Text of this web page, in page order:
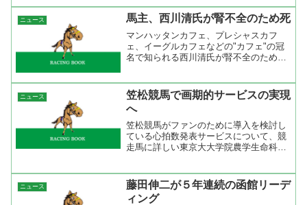
いろとやっているが売上減少に歯止めが
掛からないね。応援...
ニュース 馬主、西川清氏が腎不全のため死
マンハッタンカフェ、プレシャスカフ
ェ、イーグルカフェなどの"カフェ"の冠
名で知られる西川清氏が腎不全のため死
ェ産駒のデビューを見られなかったのは
非常に残念だったでしょう...
ニュース
笠松競馬で画期的サービスの実現
へ
笠松競馬がファンのために導入を検討し
ている心拍数発表サービスについて、競
走馬に詳しい東京大大学院農学生命科学
た。笠松競馬の調教師や開業獣医師、競
馬場の事務職員ら約３０人が...
ニュース
藤田伸二が５年連続の函館リーデ
ィング